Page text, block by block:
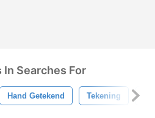
Searches For
Hand Getekend Tekening